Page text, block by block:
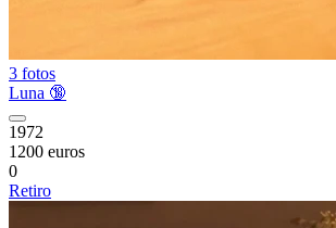
3 fotos
Luna 🔞
1972
1200 euros
0
Retiro